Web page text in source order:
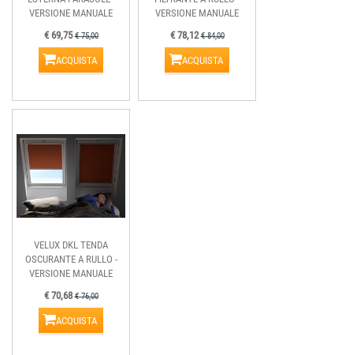
VERSIONE MANUALE
€ 69,75€ 75,00
ACQUISTA
VERSIONE MANUALE
€ 78,12€ 84,00
ACQUISTA
VELUX DKL TENDA
OSCURANTE A RULLO -
VERSIONE MANUALE
€ 70,68€ 76,00
ACQUISTA